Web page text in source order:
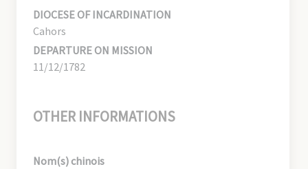
DIOCESE OF INCARDINATION
Cahors
DEPARTURE ON MISSION
11/12/1782
OTHER INFORMATIONS
Nom(s) chinois